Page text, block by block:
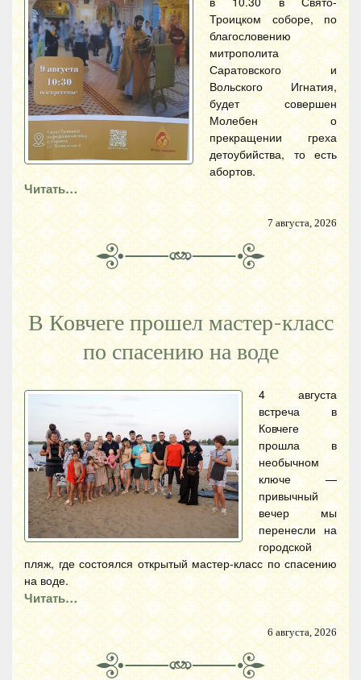
Троицком соборе, по
благословению
митрополита
Саратовского и
Вольского Игнатия,
будет совершен
Молебен о
прекращении греха
детоубийства, то есть
абортов.
Читать…
7 августа, 2026
В Ковчеге прошел мастер-класс
по спасению на воде
4 августа
встреча в
Ковчеге
прошла в
необычном
ключе —
привычный
вечер мы
перенесли на
городской
пляж, где состоялся открытый мастер-класс по спасению
на воде.
Читать…
6 августа, 2026